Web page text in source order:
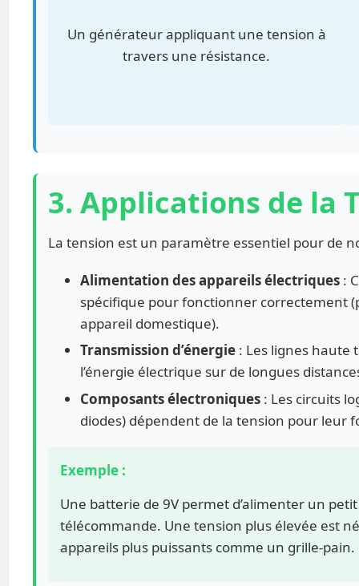
Un générateur appliquant une tension à
travers une résistance.
3. Applications de la
La tension est un paramètre essentiel pour de
Alimentation des appareils électriques :
spécifique pour fonctionner correctement
appareil domestique).
Transmission d’énergie : Les lignes haute
l’énergie électrique sur de longues
Composants électroniques : Les circuits
diodes) dépendent de la tension pour leur
Exemple :
Une batterie de 9V permet d’alimenter un
télécommande. Une tension plus élevée est
appareils plus puissants comme un grille-pain.